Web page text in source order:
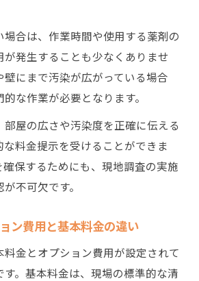
場合は、作業時間や使用する薬剤の
が発生することも少なくありませ
にまで汚染が広がっている場合
な作業が必要となります。
部屋の広さや汚染度を正確に伝える
な料金提示を受けることができま
確保するためにも、現地調査の実施
不可欠です。
ン費用と基本料金の違い
金とオプション費用が設定されて
す。基本料金は、現場の標準的な清